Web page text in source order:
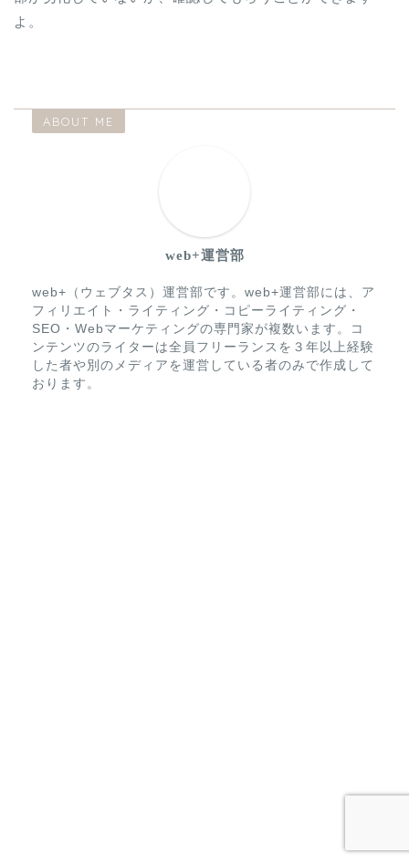
よ。
ABOUT ME
web+運営部
web+（ウェブタス）運営部です。web+運営部には、ア
フィリエイト・ライティング・コピーライティング・
SEO・Webマーケティングの専門家が複数います。コ
ンテンツのライターは全員フリーランスを３年以上経験
した者や別のメディアを運営している者のみで作成して
おります。